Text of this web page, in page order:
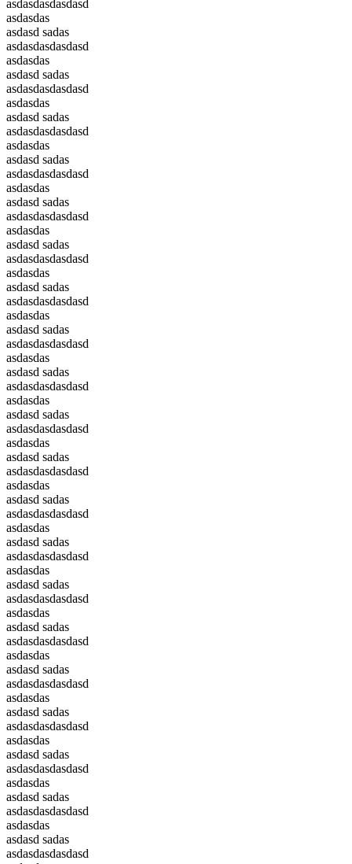
asdasdasdasdasd
asdasdas
asdasd sadas
asdasdasdasdasd
asdasdas
asdasd sadas
asdasdasdasdasd
asdasdas
asdasd sadas
asdasdasdasdasd
asdasdas
asdasd sadas
asdasdasdasdasd
asdasdas
asdasd sadas
asdasdasdasdasd
asdasdas
asdasd sadas
asdasdasdasdasd
asdasdas
asdasd sadas
asdasdasdasdasd
asdasdas
asdasd sadas
asdasdasdasdasd
asdasdas
asdasd sadas
asdasdasdasdasd
asdasdas
asdasd sadas
asdasdasdasdasd
asdasdas
asdasd sadas
asdasdasdasdasd
asdasdas
asdasd sadas
asdasdasdasdasd
asdasdas
asdasd sadas
asdasdasdasdasd
asdasdas
asdasd sadas
asdasdasdasdasd
asdasdas
asdasd sadas
asdasdasdasdasd
asdasdas
asdasd sadas
asdasdasdasdasd
asdasdas
asdasd sadas
asdasdasdasdasd
asdasdas
asdasd sadas
asdasdasdasdasd
asdasdas
asdasd sadas
asdasdasdasdasd
asdasdas
asdasd sadas
asdasdasdasdasd